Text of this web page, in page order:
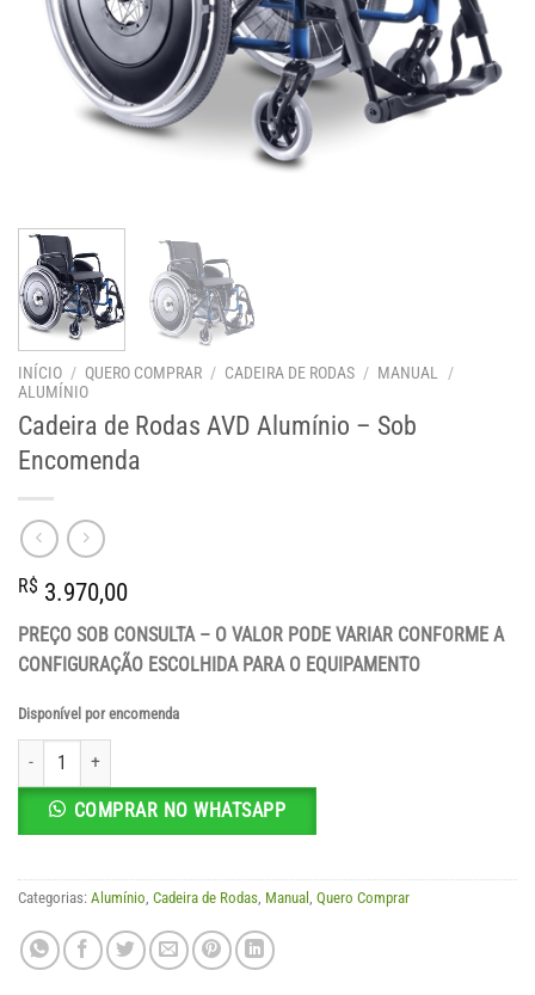
INÍCIO / QUERO COMPRAR / CADEIRA DE RODAS / MANUAL
/
ALUMÍNIO
Cadeira de Rodas AVD Alumínio – Sob
Encomenda
R$ 3.970,00
PREÇO SOB CONSULTA – O VALOR PODE VARIAR CONFORME A
CONFIGURAÇÃO ESCOLHIDA PARA O EQUIPAMENTO
Disponível por encomenda
Cadeira de Rodas AVD Alumínio - Sob Encomenda quantidade
COMPRAR NO WHATSAPP
Categorias: Alumínio Cadeira de Rodas Manual Quero Comprar